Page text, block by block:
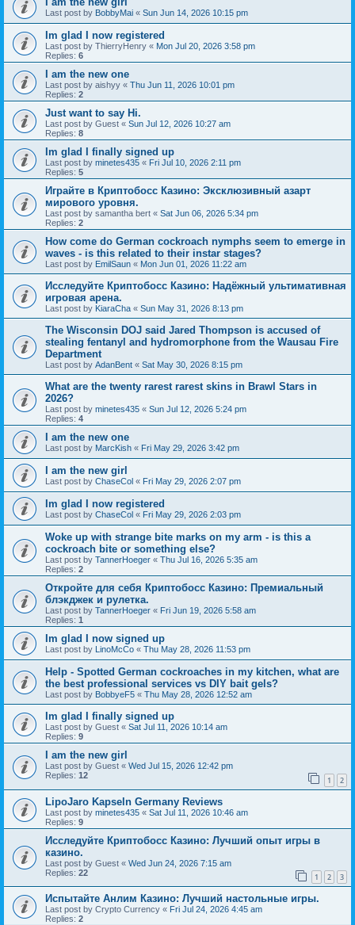
Last post by BobbyMai « Sun Jun 14, 2026 10:15 pm
Im glad I now registered
Last post by ThierryHenry « Mon Jul 20, 2026 3:58 pm
Replies: 6
I am the new one
Last post by aishyy « Thu Jun 11, 2026 10:01 pm
Replies: 2
Just want to say Hi.
Last post by Guest « Sun Jul 12, 2026 10:27 am
Replies: 8
Im glad I finally signed up
Last post by minetes435 « Fri Jul 10, 2026 2:11 pm
Replies: 5
Играйте в Криптобосс Казино: Эксклюзивный азарт
мирового уровня.
Last post by samantha bert « Sat Jun 06, 2026 5:34 pm
Replies: 2
How come do German cockroach nymphs seem to emerge in
waves - is this related to their instar stages?
Last post by EmilSaun « Mon Jun 01, 2026 11:22 am
Исследуйте Криптобосс Казино: Надёжный ультимативная
игровая арена.
Last post by KiaraCha « Sun May 31, 2026 8:13 pm
The Wisconsin DOJ said Jared Thompson is accused of
stealing fentanyl and hydromorphone from the Wausau Fire
Department
Last post by AdanBent « Sat May 30, 2026 8:15 pm
What are the twenty rarest rarest skins in Brawl Stars in
2026?
Last post by minetes435 « Sun Jul 12, 2026 5:24 pm
Replies: 4
I am the new one
Last post by MarcKish « Fri May 29, 2026 3:42 pm
I am the new girl
Last post by ChaseCol « Fri May 29, 2026 2:07 pm
Im glad I now registered
Last post by ChaseCol « Fri May 29, 2026 2:03 pm
Woke up with strange bite marks on my arm - is this a
cockroach bite or something else?
Last post by TannerHoeger « Thu Jul 16, 2026 5:35 am
Replies: 2
Откройте для себя Криптобосс Казино: Премиальный
блэкджек и рулетка.
Last post by TannerHoeger « Fri Jun 19, 2026 5:58 am
Replies: 1
Im glad I now signed up
Last post by LinoMcCo « Thu May 28, 2026 11:53 pm
Help - Spotted German cockroaches in my kitchen, what are
the best professional services vs DIY bait gels?
Last post by BobbyeF5 « Thu May 28, 2026 12:52 am
Im glad I finally signed up
Last post by Guest « Sat Jul 11, 2026 10:14 am
Replies: 9
I am the new girl
Last post by Guest « Wed Jul 15, 2026 12:42 pm
Replies: 12 1 2
LipoJaro Kapseln Germany Reviews
Last post by minetes435 « Sat Jul 11, 2026 10:46 am
Replies: 9
Исследуйте Криптобосс Казино: Лучший опыт игры в
казино.
Last post by Guest « Wed Jun 24, 2026 7:15 am
Replies: 22 1 2 3
Испытайте Анлим Казино: Лучший настольные игры.
Last post by Crypto Currency « Fri Jul 24, 2026 4:45 am
Replies: 2